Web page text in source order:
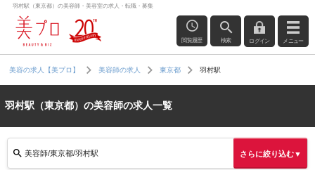
羽村駅（東京都）の美容師・美容室の求人・転職・募集
閲覧履歴 検索 ログイン メニュー
美容の求人【美プロ】 美容師の求人 東京都 羽村駅
羽村駅（東京都）の美容師の求人一覧
美容師/東京都/羽村駅 さらに絞り込む▼